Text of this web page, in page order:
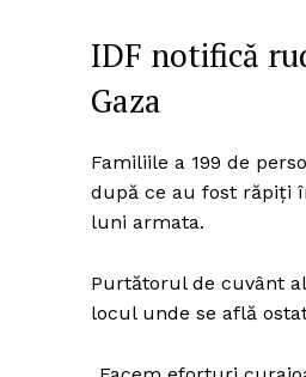
IDF notifică
Gaza
Familiile a 199 de
după ce au fost răpiți
luni armata.
Purtătorul de cuvânt
locul unde se află